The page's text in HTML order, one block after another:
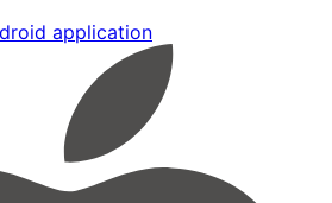
application